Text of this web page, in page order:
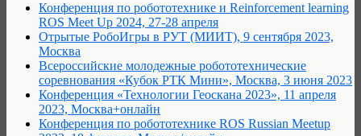
Конференция по робототехнике и Reinforcement learning
ROS Meet Up 2024, 27-28 апреля
Отрытые РобоИгры в РУТ (МИИТ), 9 сентября 2023,
Москва
Всероссийские молодежные робототехнические
соревнования «Кубок РТК Мини», Москва, 3 июня 2023
Конференция «Технологии Геоскана 2023», 11 апреля
2023, Москва+онлайн
Конференция по робототехнике ROS Russian Meetup